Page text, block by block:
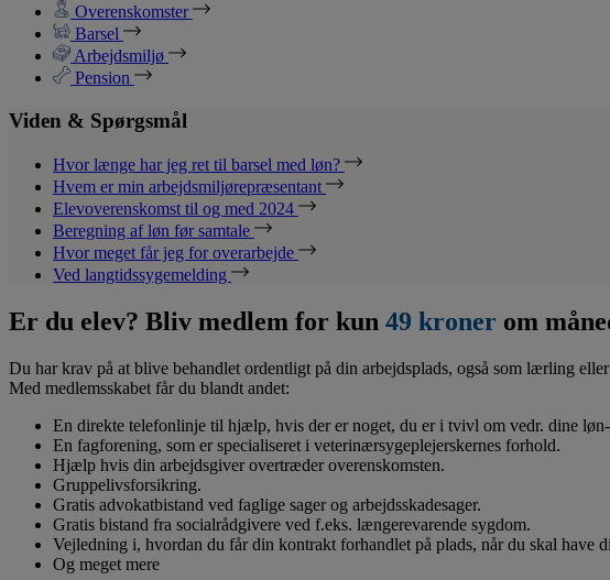
Overenskomster
Barsel
Arbejdsmiljø
Pension
Viden & Spørgsmål
Hvor længe har jeg ret til barsel med løn?
Hvem er min arbejdsmiljørepræsentant
Elevoverenskomst til og med 2024
Beregning af løn før samtale
Hvor meget får jeg for overarbejde
Ved langtidssygemelding
Er du elev? Bliv medlem for kun 49 kroner om
Du har krav på at blive behandlet ordentligt på din arbejdsplads, også som lærling
Med medlemsskabet får du blandt andet:
En direkte telefonlinje til hjælp, hvis der er noget, du er i tvivl om vedr. dine
En fagforening, som er specialiseret i veterinærsygeplejerskernes forhold.
Hjælp hvis din arbejdsgiver overtræder overenskomsten.
Gruppelivsforsikring.
Gratis advokatbistand ved faglige sager og arbejdsskadesager.
Gratis bistand fra socialrådgivere ved f.eks. længerevarende sygdom.
Vejledning i, hvordan du får din kontrakt forhandlet på plads, når du skal have
Og meget mere